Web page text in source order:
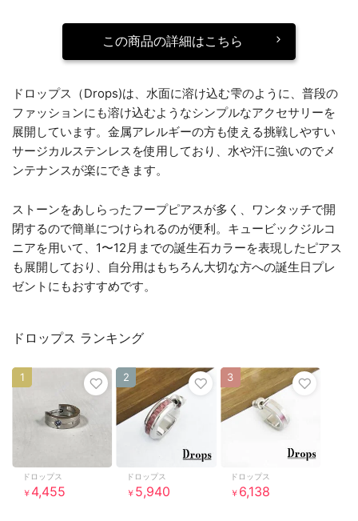
この商品の詳細はこちら
ドロップス（Drops)は、水面に溶け込む雫のように、普段の
ファッションにも溶け込むようなシンプルなアクセサリーを
展開しています。金属アレルギーの方も使える挑戦しやすい
サージカルステンレスを使用しており、水や汗に強いのでメ
ンテナンスが楽にできます。
ストーンをあしらったフープピアスが多く、ワンタッチで開
閉するので簡単につけられるのが便利。キュービックジルコ
ニアを用いて、1〜12月までの誕生石カラーを表現したピアス
も展開しており、自分用はもちろん大切な方への誕生日プレ
ゼントにもおすすめです。
ドロップス ランキング
ドロップス
￥ 4,455
1
ドロップス
￥ 5,940
2
ドロップス
￥ 6,138
3